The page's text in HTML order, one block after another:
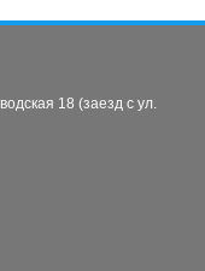
18 (заезд с ул.